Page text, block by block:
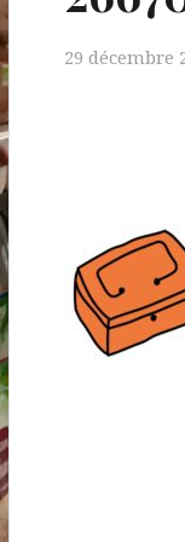
29 décembre